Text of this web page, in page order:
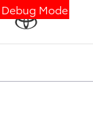
Debug Mode